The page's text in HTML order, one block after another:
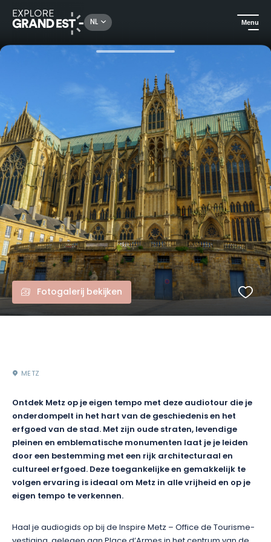
NL Menu
Kijk je ogen uit in de Grand Est Audiotour in het hart van Metz
Fotogalerij bekijken
METZ
Ontdek Metz op je eigen tempo met deze audiotour die je
onderdompelt in het hart van de geschiedenis en het
erfgoed van de stad. Met zijn oude straten, levendige
pleinen en emblematische monumenten laat je je leiden
door een bestemming met een rijk architecturaal en
cultureel erfgoed. Deze toegankelijke en gemakkelijk te
volgen ervaring is ideaal om Metz in alle vrijheid en op je
eigen tempo te verkennen.
Haal je audiogids op bij de Inspire Metz – Office de Tourisme-